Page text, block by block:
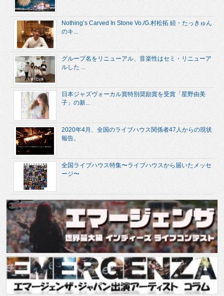
Nothing’s Carved In Stone Vo./G.村松拓 続・たっきゅん
のキ...
グループ名をリニューアル、音楽性はセミ・リニューア
ルした ...
日本ジャズヴォーカル賞特別奨励賞を受賞「星野由美
子」の新...
2020年4月、全国のライブハウス関係者47人からの現状
報告。
全国ライブハウス特集〜ライブハウスから届いたメッセ
ージ〜